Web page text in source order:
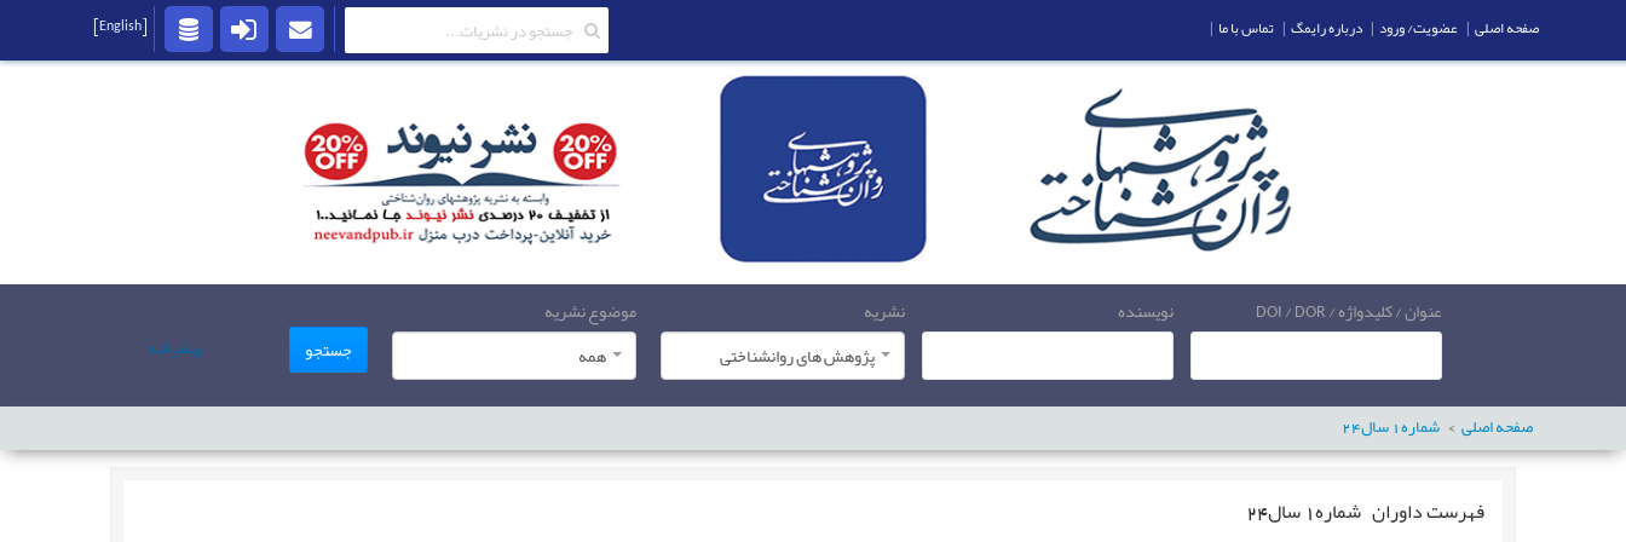
عنوان / کلیدواژه / DOI / DOR نویسنده
نشریه
پژوهش های روانشناختی
موضوع نشریه
همه
جستجو پیشرفته
صفحه اصلی شماره1سال24
فهرست داوران شماره1سال24
صفحه اصلی | عضویت/ ورود | درباره رایمگ | تماس با ما |
[English]